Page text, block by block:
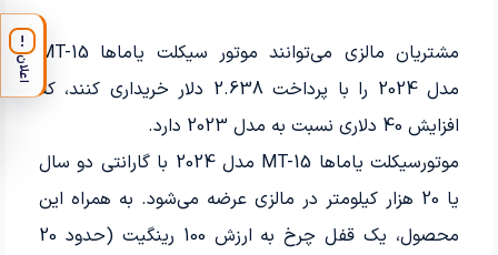
مشتریان مالزی می‌توانند موتور سیکلت یاماها MT-15
مدل 2024 را با پرداخت 2.638 دلار خریداری کنند، که
افزایش 40 دلاری نسبت به مدل 2023 دارد.
موتورسیکلت یاماها MT-15 مدل 2024 با گارانتی دو سال
یا 20 هزار کیلومتر در مالزی عرضه می‌شود. به همراه این
محصول، یک قفل چرخ به ارزش 100 رینگیت (حدود 20
!
اعلان